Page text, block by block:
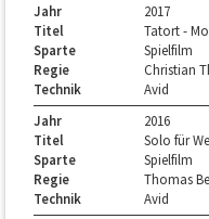
Jahr
2017
Titel
Tatort -
Sparte
Spielfilm
Regie
Christian
Technik
Avid
Jahr
2016
Titel
Solo für
Sparte
Spielfilm
Regie
Thomas
Technik
Avid